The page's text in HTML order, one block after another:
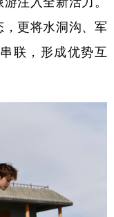
更将水洞沟、军
联，形成优势互